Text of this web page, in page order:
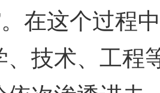
。在这个过程
、技术、工程